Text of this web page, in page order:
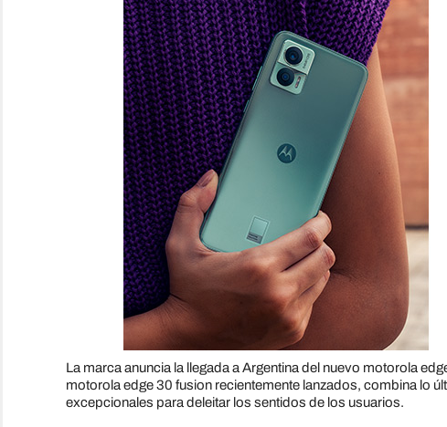
La marca anuncia la llegada a Argentina del nuevo motorola
motorola edge 30 fusion recientemente lanzados, combina lo
excepcionales para deleitar los sentidos de los usuarios.